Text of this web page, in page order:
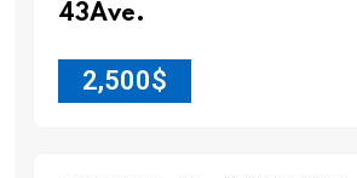
43Ave.
2,500$